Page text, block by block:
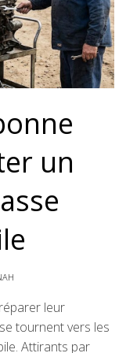
un
leur
tournent vers les
Attirants par